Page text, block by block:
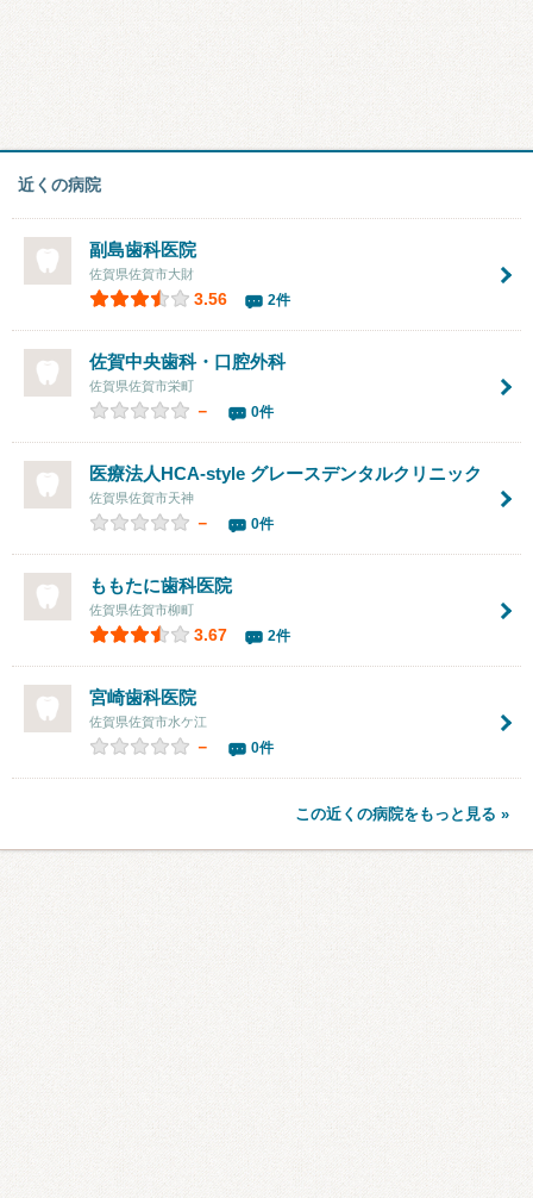
近くの病院
副島歯科医院
佐賀県佐賀市大財
3.56 2件
佐賀中央歯科・口腔外科
佐賀県佐賀市栄町
－ 0件
医療法人HCA‐style グレースデンタルクリニック
佐賀県佐賀市天神
－ 0件
ももたに歯科医院
佐賀県佐賀市柳町
3.67 2件
宮崎歯科医院
佐賀県佐賀市水ケ江
－ 0件
この近くの病院をもっと見る »